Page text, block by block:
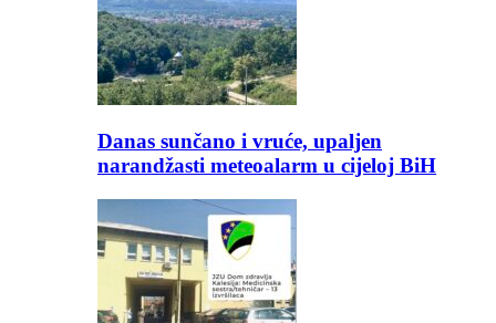
Danas sunčano i vruće, upaljen
narandžasti meteoalarm u cijeloj BiH